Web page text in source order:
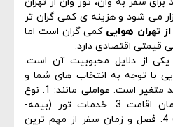
می شود و هزینه ی کمی گران تر
تهران هوایی کمی گران است اما
قیمتی اقتصادی دارد.
از دلایل محبوبیت آن است.
با توجه به انتخاب های شما و
خدماتی که دریافت می کنید متغیر است. عواملی مانند: 1. نوع
هتل و خدمات 2. مدت زمان اقامت 3. خدمات تور (بیمه-
ترانسفر- گشت های شهری) 4. فصل و زمان سفر از مهم ترین